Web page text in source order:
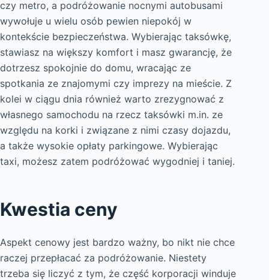
czy metro, a podróżowanie nocnymi autobusami
wywołuje u wielu osób pewien niepokój w
kontekście bezpieczeństwa. Wybierając taksówkę,
stawiasz na większy komfort i masz gwarancję, że
dotrzesz spokojnie do domu, wracając ze
spotkania ze znajomymi czy imprezy na mieście. Z
kolei w ciągu dnia również warto zrezygnować z
własnego samochodu na rzecz taksówki m.in. ze
względu na korki i związane z nimi czasy dojazdu,
a także wysokie opłaty parkingowe. Wybierając
taxi, możesz zatem podróżować wygodniej i taniej.
Kwestia ceny
Aspekt cenowy jest bardzo ważny, bo nikt nie chce
raczej przepłacać za podróżowanie. Niestety
trzeba się liczyć z tym, że część korporacji winduje